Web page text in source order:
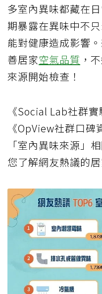
多室內異味都藏在
期暴露在異味中不
能對健康造成影響
善居家空氣品質 ，
來源開始檢查！
《Social Lab社群
《OpView社群口
「室內異味來源」
您了解網友熱議的